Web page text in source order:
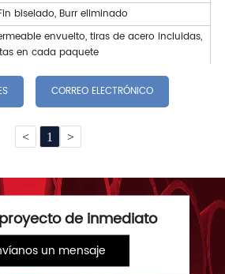
biselado, Burr eliminado
envuelto, tiras de acero incluidas,
en cada paquete
CORREO ELECTRÓNICO
< 1 >
de inmediato
un mensaje